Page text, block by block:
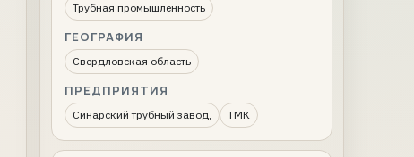
Трубная промышленность
ГЕОГРАФИЯ
Свердловская область
ПРЕДПРИЯТИЯ
Синарский трубный завод, ТМК